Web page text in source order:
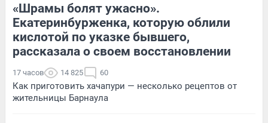
«Шрамы болят ужасно».
Екатеринбурженка, которую облили
кислотой по указке бывшего,
рассказала о своем восстановлении
17 часов 14 825 60
Как приготовить хачапури — несколько рецептов от
жительницы Барнаула